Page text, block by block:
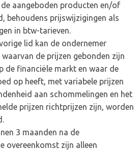
aangeboden producten en/of
behoudens prijswijzigingen als
in btw-tarieven.
lid kan de ondernemer
de prijzen gebonden zijn
de financiële markt en waar de
op heeft, met variabele prijzen
aan schommelingen en het
prijzen richtprijzen zijn, worden
3 maanden na de
overeenkomst zijn alleen